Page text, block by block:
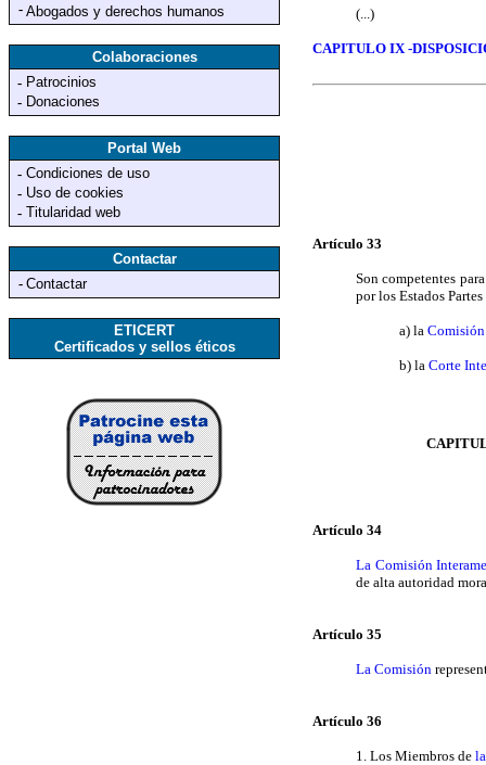
- Abogados y derechos humanos
Colaboraciones
- Patrocinios
- Donaciones
Portal Web
- Condiciones de uso
- Uso de cookies
- Titularidad web
Contactar
- Contactar
ETICERT
Certificados y sellos éticos
(...)
CAPITULO IX -
Artículo 33
Son competentes
por los Estados
a) la Comisión
b) la Corte
Artículo 34
La Comisión
de alta autoridad
Artículo 35
La Comisión
Artículo 36
1. Los Miembros de